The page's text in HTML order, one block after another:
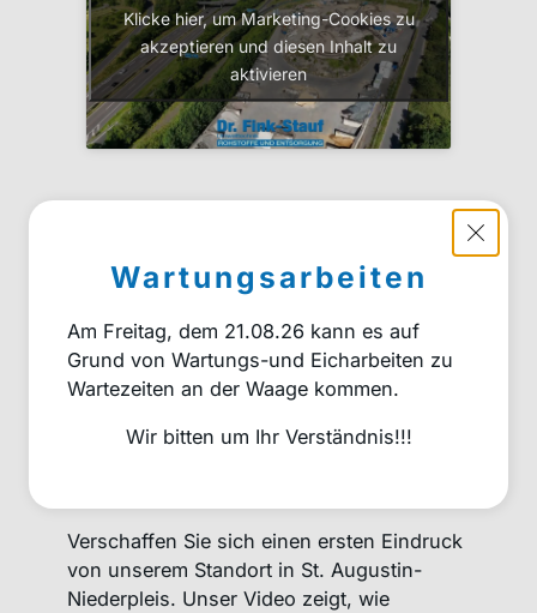
Klicke hier, um Marketing-Cookies zu
akzeptieren und diesen Inhalt zu
aktivieren
vor Ort:
Einfach
anfahren,
wiegen und
abkippen
Verschaffen Sie sich einen ersten Eindruck
von unserem Standort in St. Augustin-
Niederpleis. Unser Video zeigt, wie
Wartungsarbeiten
Am Freitag, dem 21.08.26 kann es auf
Grund von Wartungs-und Eicharbeiten zu
Wartezeiten an der Waage kommen.
Wir bitten um Ihr Verständnis!!!